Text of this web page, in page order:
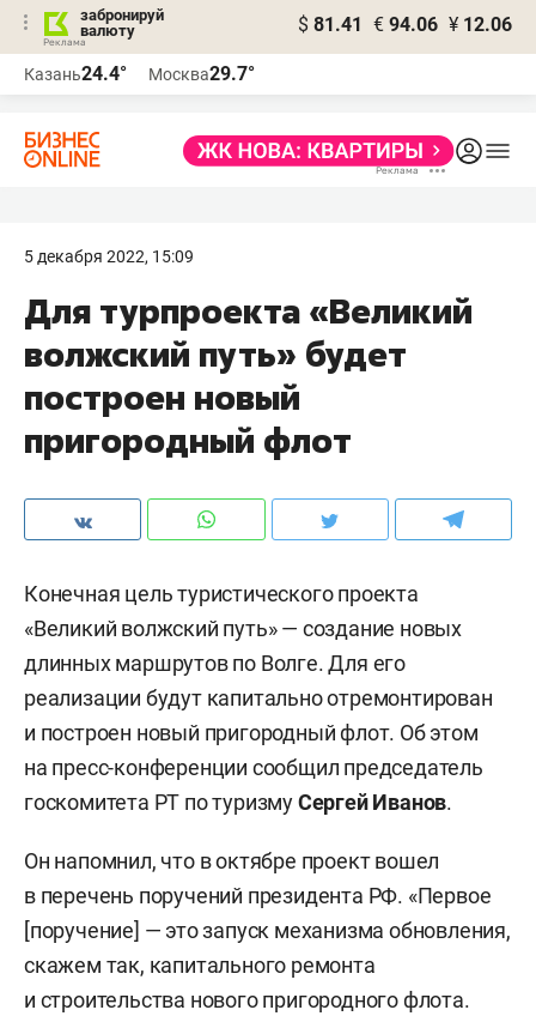
забронируй
валюту
$ 81.41 € 94.06 ¥ 12.06
Казань24.4° Москва29.7°
5 декабря 2022, 15:09
Для турпроекта «Великий
волжский путь» будет
построен новый
пригородный флот
Конечная цель туристического проекта
«Великий волжский путь» — создание новых
длинных маршрутов по Волге. Для его
реализации будут капитально отремонтирован
и построен новый пригородный флот. Об этом
на пресс-конференции сообщил председатель
госкомитета РТ по туризмуСергей Иванов.
Он напомнил, что в октябре проект вошел
в перечень поручений президента РФ. «Первое
[поручение] — это запуск механизма обновления,
скажем так, капитального ремонта
и строительства нового пригородного флота.